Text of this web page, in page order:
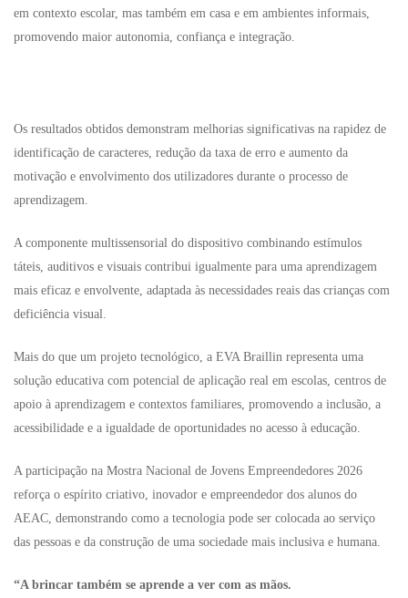
em contexto escolar, mas também em casa e em ambientes informais,
promovendo maior autonomia, confiança e integração.
Os resultados obtidos demonstram melhorias significativas na rapidez de
identificação de caracteres, redução da taxa de erro e aumento da
motivação e envolvimento dos utilizadores durante o processo de
aprendizagem.
A componente multissensorial do dispositivo combinando estímulos
táteis, auditivos e visuais contribui igualmente para uma aprendizagem
mais eficaz e envolvente, adaptada às necessidades reais das crianças com
deficiência visual.
Mais do que um projeto tecnológico, a EVA Braillin representa uma
solução educativa com potencial de aplicação real em escolas, centros de
apoio à aprendizagem e contextos familiares, promovendo a inclusão, a
acessibilidade e a igualdade de oportunidades no acesso à educação.
A participação na Mostra Nacional de Jovens Empreendedores 2026
reforça o espírito criativo, inovador e empreendedor dos alunos do
AEAC, demonstrando como a tecnologia pode ser colocada ao serviço
das pessoas e da construção de uma sociedade mais inclusiva e humana.
“A brincar também se aprende a ver com as mãos.